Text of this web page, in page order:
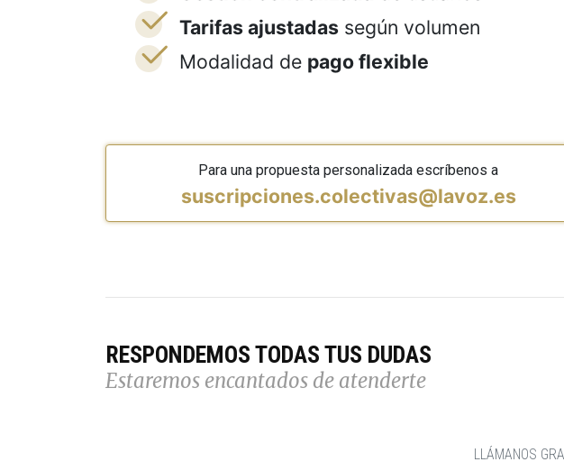
Tarifas ajustadas según volumen
Modalidad de pago flexible
Para una propuesta personalizada escríbenos a
suscripciones.colectivas@lavoz.es
RESPONDEMOS TODAS TUS DUDAS
Estaremos encantados de atenderte
LLÁMANOS